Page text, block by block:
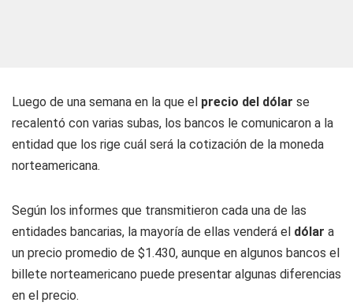
Luego de una semana en la que el precio del dólar se
recalentó con varias subas, los bancos le comunicaron a la
entidad que los rige cuál será la cotización de la moneda
norteamericana.
Según los informes que transmitieron cada una de las
entidades bancarias, la mayoría de ellas venderá el dólar a
un precio promedio de $1.430, aunque en algunos bancos el
billete norteamericano puede presentar algunas diferencias
en el precio.